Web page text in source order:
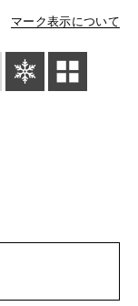
マーク表示について